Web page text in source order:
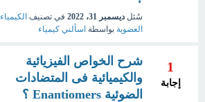
سُئل ديسمبر 31، 2022 في تصنيف الكيمياء
العضوية بواسطة اسألني كيمياء
1
إجابة
شرح الخواص الفيزيائية
والكيميائية فى المتضادات
الضوئية Enantiomers ؟